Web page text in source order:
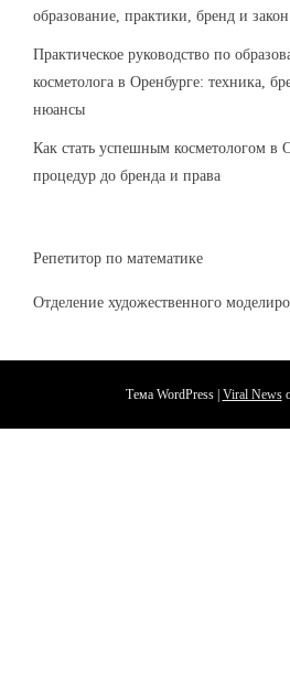
образование, практики, бренд и закон
Практическое руководство по
косметолога в Оренбурге: техника,
нюансы
Как стать успешным косметологом в
процедур до бренда и права
Репетитор по математике
Отделение художественного
Тема WordPress | Viral News